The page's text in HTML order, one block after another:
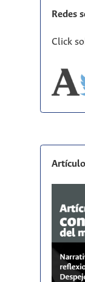
Redes
Click